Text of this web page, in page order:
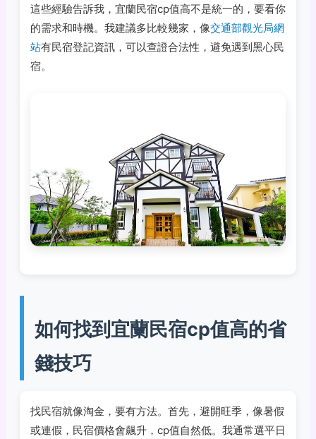
這些經驗告訴我，宜蘭民宿cp值高不是統一的，要看你
的需求和時機。我建議多比較幾家，像交通部觀光局網
站有民宿登記資訊，可以查證合法性，避免遇到黑心民
宿。
如何找到宜蘭民宿cp值高的省
錢技巧
找民宿就像淘金，要有方法。首先，避開旺季，像暑假
或連假，民宿價格會飆升，cp值自然低。我通常選平日